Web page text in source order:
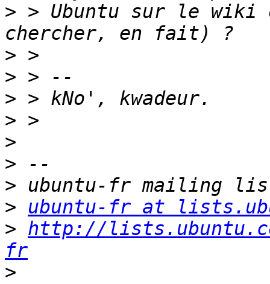
> > Ubuntu sur le
>
>
>
>
>
>
>
>
ubuntu-fr at
> http://
fr
>